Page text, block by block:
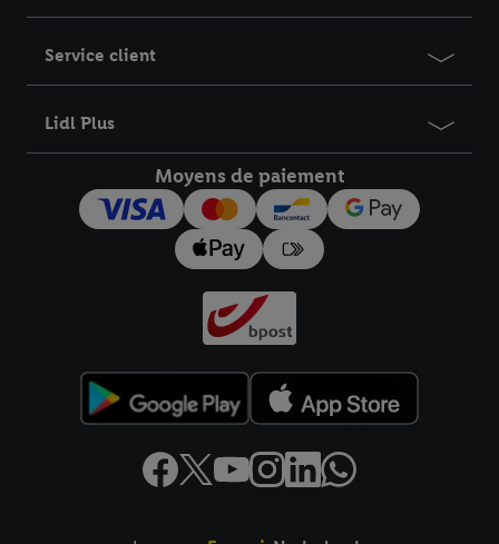
Service client
Lidl Plus
Moyens de paiement